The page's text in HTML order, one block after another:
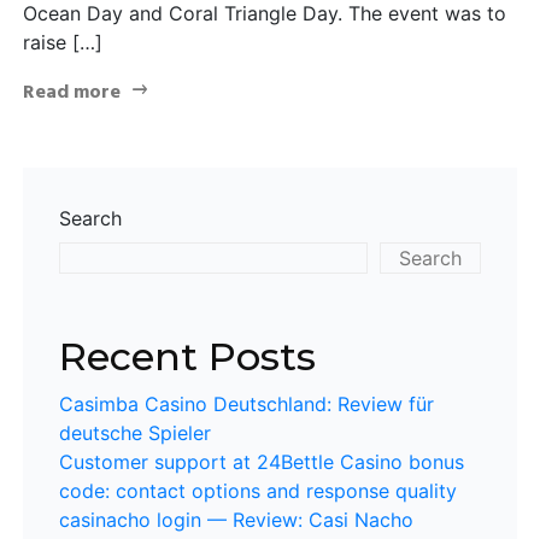
Ocean Day and Coral Triangle Day. The event was to
raise […]
Read more
Search
Search
Recent Posts
Casimba Casino Deutschland: Review für
deutsche Spieler
Customer support at 24Bettle Casino bonus
code: contact options and response quality
casinacho login — Review: Casi Nacho